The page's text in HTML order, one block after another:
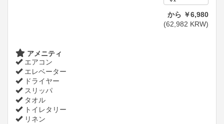
から ￥6,980
(62,982 KRW)
アメニティ
エアコン
エレベーター
ドライヤー
スリッパ
タオル
トイレタリー
リネン